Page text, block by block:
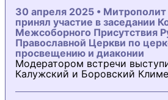
30 апреля 2025 •
принял участие в заседании
Межсоборного Присутствия
Православной Церкви по
просвещению и диаконии
Модератором встречи
Калужский и Боровский